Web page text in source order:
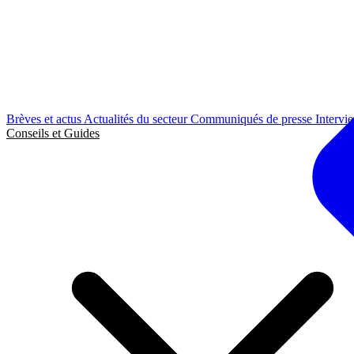
Brèves et actus Actualités du secteurCommuniqués de presse
Conseils et Guides